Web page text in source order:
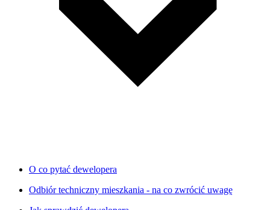
O co pytać dewelopera
Odbiór techniczny mieszkania - na co zwrócić uwagę